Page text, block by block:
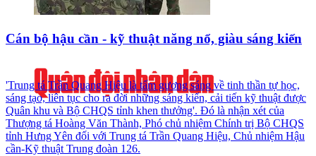
Cán bộ hậu cần - kỹ thuật năng nổ, giàu sáng kiến
'Trung tá Trần Quang Hiệu là tấm gương sáng về tinh thần tự học,
sáng tạo, liên tục cho ra đời những sáng kiến, cải tiến kỹ thuật được
Quân khu và Bộ CHQS tỉnh khen thưởng'. Đó là nhận xét của
Thượng tá Hoàng Văn Thành, Phó chủ nhiệm Chính trị Bộ CHQS
tỉnh Hưng Yên đối với Trung tá Trần Quang Hiệu, Chủ nhiệm Hậu
cần-Kỹ thuật Trung đoàn 126.